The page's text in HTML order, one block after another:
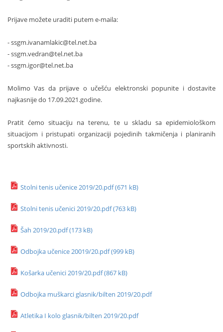
Prijave možete uraditi putem e-maila:
-ssgm.ivanamlakic@tel.net.ba
- ssgm.vedran@tel.net.ba
- ssgm.igor@tel.net.ba
Molimo Vas da prijave o učešću elektronski popunite i dostavite
najkasnije do 17.09.2021.godine.
Pratit ćemo situaciju na terenu, te u skladu sa epidemiološkom
situacijom i pristupati organizaciji pojedinih takmičenja i planiranih
sportskih aktivnosti.
Stolni tenis učenice 2019/20.pdf (671 kB)
Stolni tenis učenici 2019/20.pdf (763 kB)
Šah 2019/20.pdf (173 kB)
Odbojka učenice 20019/20.pdf (999 kB)
Košarka učenici 2019/20.pdf (867 kB)
Odbojka muškarci glasnik/bilten 2019/20.pdf
Atletika I kolo glasnik/bilten 2019/20.pdf